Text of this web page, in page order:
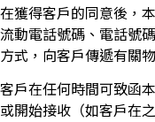
在獲得客戶的同意後，
流動電話號碼、電話號
方式，向客戶傳遞有關
客戶在任何時間可致函
或開始接收（如客戶在